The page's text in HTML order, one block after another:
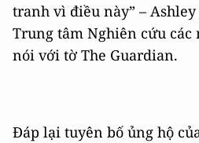
tranh vì điều này” – Ashley
Trung tâm Nghiên cứu các
nói với tờ The Guardian.
Đáp lại tuyên bố ủng hộ